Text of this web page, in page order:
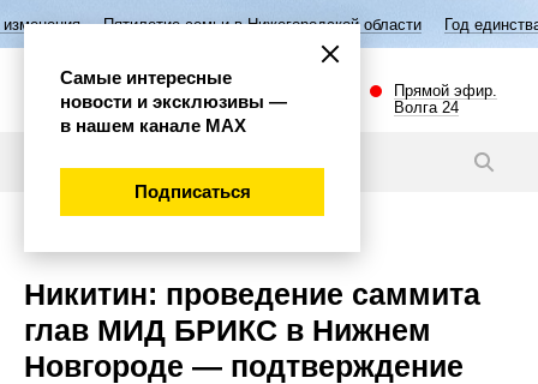
Пятилетие семьи в Нижегородской области Год единства
Прямой эфир.
Волга 24
Никитин: проведение саммита
глав МИД БРИКС в Нижнем
Новгороде — подтверждение
Самые интересные
новости и эксклюзивы —
в нашем канале МАХ
Подписаться